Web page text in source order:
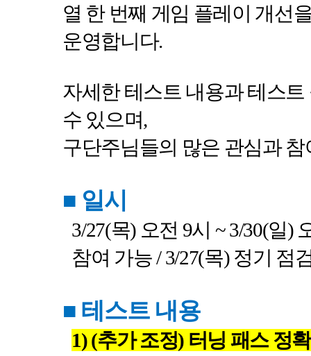
열 한 번째 게임 플레이 개선
운영합니다.
자세한 테스트 내용과 테스
수 있으며,
구단주님들의 많은 관심과
■ 일시
3/27(목) 오전 9시 ~ 3/30(일)
참여 가능/ 3/27(목) 정기 점
■ 테스트 내용
1) (추가 조정) 터닝 패스 정